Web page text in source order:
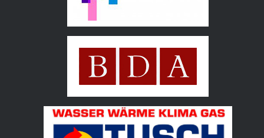
Bundesdenkmalamt